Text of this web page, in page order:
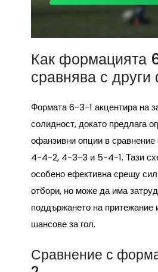
Как формацията
сравнява с
Формата 6-3-1 акцентира на
солидност, докато предлага
офанзивни опции в
4-4-2, 4-3-3 и 5-4-1. Тази
особено ефективна срещу
отбори, но може да има
поддържането на притежание
шансове за гол.
Сравнение с